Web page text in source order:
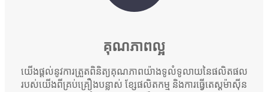
គុណភាព​ល្អ
យើងផ្តល់នូវការត្រួតពិនិត្យគុណភាពយ៉ាងទូលំទូលាយនៃផលិតផល
របស់យើងពីគ្រប់គ្រឿងបន្លាស់ ខ្សែផលិតកម្ម និងការធ្វើតេស្តម៉ាស៊ីន